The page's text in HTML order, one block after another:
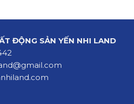
ĐỘNG SẢN YẾN NHI LAND